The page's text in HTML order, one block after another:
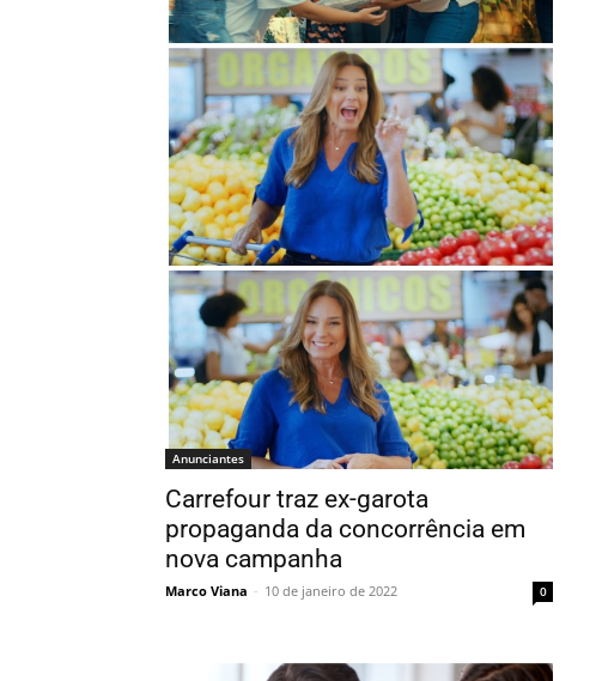
Anunciantes
Carrefour traz ex-garota
propaganda da concorrência em
nova campanha
Marco Viana - 10 de janeiro de 2022 0